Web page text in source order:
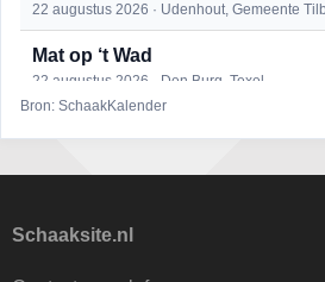
22 augustus 2026 · Udenhout, Gemeente
Mat op ‘t Wad
22 augustus 2026 · Den Burg, Texel
25 augustus 2026 · Bunschoten-Spakenburg
Bron: SchaakKalender
Schaaksite.nl